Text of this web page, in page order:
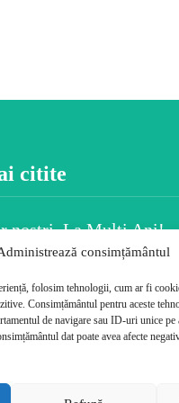
consimțământul
folosim tehnologii, cum ar fi
Consimțământul pentru aceste
de navigare sau ID-uri unice pe
dat poate avea afecte
citite
noștri, La Mulți Ani!
INSIGHT: Alegerile,
populației au
2025
este în
persoanelor după ce
dezvăluie